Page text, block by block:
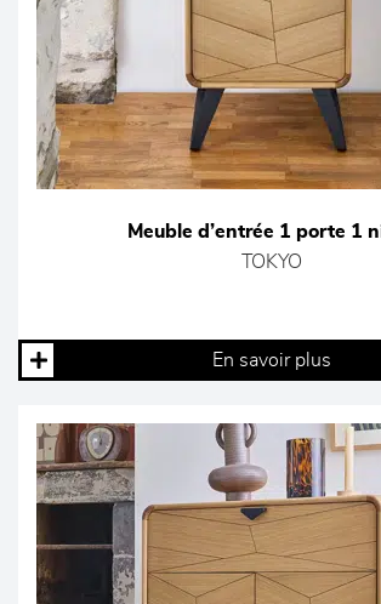
Meuble d’entrée 1 porte 1
TOKYO
En savoir plus